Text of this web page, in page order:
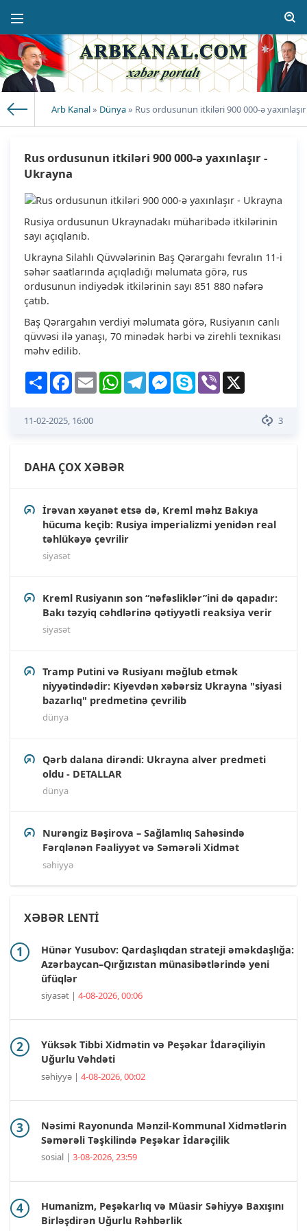
Arb Kanal» Dünya» Rus ordusunun itkiləri 900 000-ə
Rus ordusunun itkiləri 900 000-ə yaxınlaşır -
Ukrayna
Rusiya ordusunun Ukraynadakı müharibədə itkilərinin
sayı açıqlanıb.
Ukrayna Silahlı Qüvvələrinin Baş Qərargahı fevralın 11-i
səhər saatlarında açıqladığı məlumata görə, rus
ordusunun indiyədək itkilərinin sayı 851 880 nəfərə
çatıb.
Baş Qərargahın verdiyi məlumata görə, Rusiyanın canlı
qüvvəsi ilə yanaşı, 70 minədək hərbi və zirehli texnikası
məhv edilib.
Share Facebook
Email WhatsAppTelegramMessenger
Skype Viber
3
11-02-2025, 16:00
DAHA ÇOX XƏBƏR
İrəvan xəyanət etsə də, Kreml məhz Bakıya
hücuma keçib: Rusiya imperializmi yenidən real
təhlükəyə çevrilir
siyasət
Kreml Rusiyanın son “nəfəsliklər”ini də qapadır:
Bakı təzyiq cəhdlərinə qətiyyətli reaksiya verir
siyasət
Tramp Putini və Rusiyanı məğlub etmək
niyyətindədir: Kiyevdən xəbərsiz Ukrayna "siyasi
bazarlıq" predmetinə çevrilib
dünya
Qərb dalana dirəndi: Ukrayna alver predmeti
oldu - DETALLAR
dünya
Nurəngiz Bəşirova – Sağlamlıq Sahəsində
Fərqlənən Fəaliyyət və Səmərəli Xidmət
səhiyyə
XƏBƏR LENTİ
Hünər Yusubov: Qardaşlıqdan strateji əməkdaşlığa:
Azərbaycan–Qırğızıstan münasibətlərində yeni
üfüqlər
siyasət | 4-08-2026, 00:06
Yüksək Tibbi Xidmətin və Peşəkar İdarəçiliyin
Uğurlu Vəhdəti
səhiyyə | 4-08-2026, 00:02
Nəsimi Rayonunda Mənzil-Kommunal Xidmətlərin
Səmərəli Təşkilində Peşəkar İdarəçilik
sosial | 3-08-2026, 23:59
Humanizm, Peşəkarlıq və Müasir Səhiyyə Baxışını
Birləşdirən Uğurlu Rəhbərlik